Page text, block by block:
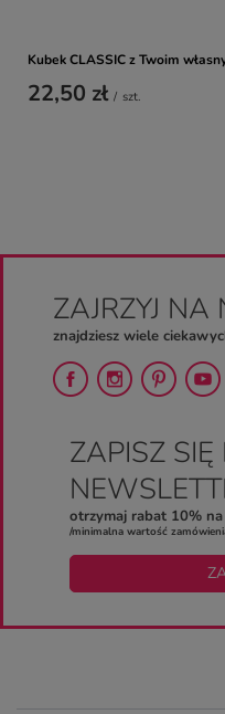
Kubek CLASSIC z Twoim
22,50 zł / szt.
ZAJRZYJ NA
znajdziesz wiele
ZAPISZ SIĘ
otrzymaj rabat 10%
/minimalna wartość